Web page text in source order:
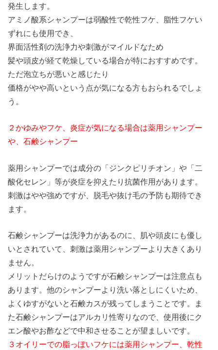
発生します。
アミノ酸系シャンプーは弱酸性で乾性フケ、脂性フケい
ずれにも使用でき、
界面活性剤の洗浄力や刺激がマイルドなため
髪や頭皮が経て乾燥している場合が特におすすめです。
ただ泡立ちが悪いと感じたり
価格がやや高いという点が気になる方もおられるでしょ
う。
２かゆみやフケ、炎症が気になる場合は薬用シャンプー
や、石鹸シャンプー
薬用シャンプーでは成分の「ジンクピリチオン」や「二
酸化セレン」等が炎症を抑えたり抗菌作用があります。
刺激はやや強めですが、脱毛や抜け毛の予防も期待でき
ます。
石鹸シャンプーは洗浄力があるのに、肌や頭皮にも優し
いとされていて、刺激は薬用シャンプーより大きくあり
ません。
メリットだらけのようですが石鹸シャンプーは注意点も
あります。他のシャンプーより洗い落としにくいため、
よくゆすがないと石鹸カスが残ってしまうことです。ま
た石鹸シャンプーはアルカリ性寄りなので、使用後にク
エン酸やお酢などで中和させることが望ましいです。
３オイリーでの脂っぽいフケには薬用シャンプー、乾性